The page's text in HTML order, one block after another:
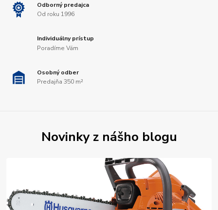
Odborný predajca
Od roku 1996
Individuálny prístup
Poradíme Vám
Osobný odber
Predajňa 350 m²
Novinky z nášho blogu